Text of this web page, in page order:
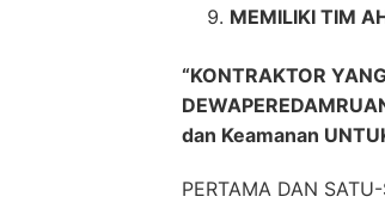
MEMILIKI TIM
“KONTRAKTOR
dan Keamanan
PERTAMA DAN